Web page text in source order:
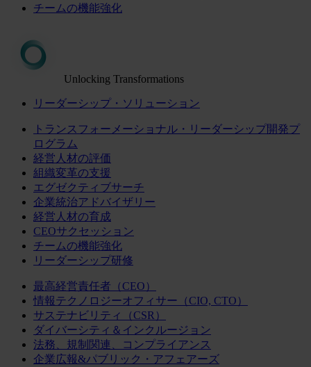
チームの機能強化
Unlocking Transformations
リーダーシップ・ソリューション
トランスフォーメーショナル・リーダーシップ開発プ
ログラム
経営人材の評価
組織変革の支援
エグゼクティブサーチ
企業統治アドバイザリー
経営人材の育成
CEOサクセッション
チームの機能強化
リーダーシップ研修
最高経営責任者（CEO）
情報テクノロジーオフィサー（CIO, CTO）
サステナビリティ（CSR）
ダイバーシティ＆インクルージョン
法務、規制関連、コンプライアンス
企業広報&パブリック・アフェアーズ